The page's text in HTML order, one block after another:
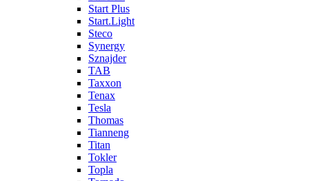
Start Plus
Start.Light
Steco
Synergy
Sznajder
TAB
Taxxon
Tenax
Tesla
Thomas
Tianneng
Titan
Tokler
Topla